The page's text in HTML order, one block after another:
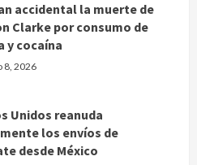
accidental la muerte de
Clarke por consumo de
y cocaína
8, 2026
Unidos reanuda
los envíos de
desde México